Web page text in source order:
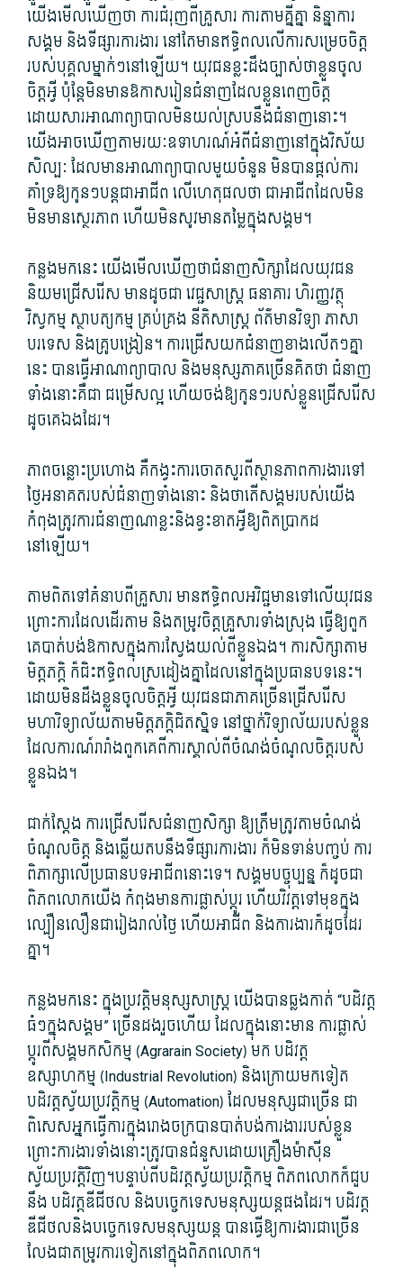
យើង​មើល​ឃើញ​ថា ការ​ជំរុញ​ពី​គ្រួសារ ការ​តាម​គ្នីគ្នា និន្នាការ​
សង្គម និង​ទីផ្សារ​ការងារ នៅតែ​មាន​ឥទ្ធិពល​លើ​ការសម្រេច​ចិត្ត​
របស់​បុគ្គល​ម្នា​ក់ៗ​នៅឡើយ។ យុវជន​ខ្លះ​ដឹង​ច្បាស់​ថា​ខ្លួន​ចូល
ចិត្ត​អ្វី ប៉ុន្តែ​មិន​មានឱកាស​រៀន​ជំនាញ​ដែល​ខ្លួន​ពេញចិត្ត
ដោយសារ​អាណាព្យាបាល​មិន​យល់ស្រប​នឹង​ជំនាញ​នោះ។
យើង​អាច​ឃើញ​តាមរយៈ​ឧទាហរណ៍​អំពី​ជំនាញ​នៅក្នុង​វិស័យ​
សិល្បៈ ដែល​មាន​អាណាព្យាបាល​មួយ​ចំនួន មិនបាន​ផ្តល់​ការ​
គាំទ្រ​ឱ្យ​កូន​ៗបន្ត​ជា​អាជីព លើ​ហេតុផល​ថា ជា​អាជីព​ដែល​មិន​
មិន​មាន​ស្ថេរ​ភាព ហើយ​មិនសូវ​មានតម្លៃ​ក្នុង​សង្គម។
កន្លងមក​នេះ យើង​មើល​ឃើញ​ថា​ជំនាញ​សិក្សា​ដែល​យុវជន​
និយម​ជ្រើសរើស មាន​ដូចជា វេជ្ជសាស្ត្រ ធនាគារ ហិរញ្ញវត្ថុ
វិស្វកម្ម ស្ថាបត្យកម្ម គ្រប់គ្រង នីតិសាស្ត្រ ព័ត៌មាន​វិទ្យា ភាសា
បរទេស និង​គ្រូបង្រៀន។ ការ​ជ្រើស​យក​ជំនាញ​ខាង​លើ​តៗ​គ្នា​
នេះ បាន​ធ្វើ​អាណាព្យាបាល និង​មនុស្ស​ភាគច្រើន​គិត​ថា ជំនាញ​
ទាំងនោះ​គឺជា ជម្រើស​ល្អ ហើយ​ចង់​ឱ្យ​កូន​ៗរបស់​ខ្លួន​ជ្រើសរើស​
ដូច​គេឯង​ដែរ។
ភាព​ចន្លោះប្រហោង គឺ​កង្វះ​ការ​ចោត​សួរ​ពី​ស្ថានភាព​ការងារ​ទៅ​
ថ្ងៃ​អនាគត​របស់​ជំនាញ​ទាំងនោះ​ និង​ថា​តើ​សង្គម​របស់​យើង​
កំពុង​ត្រូវការ​ជំនាញ​ណាខ្លះ​និង​ខ្វះខាត​អ្វី​ឱ្យ​ពិតប្រាកដ​
នៅឡើយ។
តាមពិត​ទៅ​គំនាប​ពី​គ្រួសារ មាន​ឥទ្ធិពល​អវិជ្ជមាន​ទៅលើ​យុវជន
ព្រោះ​ការដែល​ដើរ​តាម និង​តម្រូវចិត្ត​គ្រួសារ​ទាំងស្រុង ធ្វើ​ឱ្យ​ពួក​
គេ​បាត់បង់​ឱកាស​ក្នុង​ការ​ស្វែងយល់​ពី​ខ្លួនឯង។ ការសិក្សា​តាម​
មិត្តភក្តិ ក៏​ជិះ​ឥទ្ធិពល​ស្រដៀងគ្នា​ដែល​នៅក្នុង​ប្រធានបទ​នេះ។
ដោយ​មិន​ដឹង​ខ្លួន​ចូលចិត្ត​អ្វី​ យុវជន​ជា​ភាគច្រើន​ជ្រើសរើស​
មហាវិទ្យាល័យ​តាម​មិត្តភក្តិ​ជិ​ត​សិ្នទ នៅ​ថ្នាក់​វិទ្យាល័យ​របស់​ខ្លួន
ដែល​ការណ៍​រារាំង​ពួក​គេ​ពី​ការ​ស្គាល់​ពី​ចំណង់​ចំណូលចិត្ត​របស់​
ខ្លួនឯង។
ជាក់​ស្តែង ការ​ជ្រើសរើស​ជំនាញ​សិក្សា ឱ្យ​ត្រឹមត្រូវ​តាម​ចំណង់​
ចំណូលចិត្ត និង​ឆ្លើយតប​នឹង​ទីផ្សារ​ការងារ ក៏​មិនទាន់​បញ្ចប់ ការ
ពិភាក្សា​លើ​ប្រធានបទ​អាជីព​នោះ​ទេ។ សង្គម​បច្ចុប្បន្ន​ ក៏ដូចជា​
ពិភពលោក​យើង កំពុង​មានការ​ផ្លាស់​ប្តូរ ហើយ​វិវត្ត​ទៅមុខ​ក្នុង​
ល្បឿន​លឿន​ជា​រៀងរាល់ថ្ងៃ ហើយ​អាជីព និង​ការងារ​ក៏​ដូច​ដែរ​
គ្នា។
កន្លងមក​នេះ ក្នុង​ប្រវត្តិ​មនុស្ស​សាស្រ្ត យើង​បាន​ឆ្លងកាត់ “បដិ​វត្ត​
ធំៗ​ក្នុង​សង្គម​” ច្រើនដង​រួចហើយ ដែល​ក្នុង​នោះ​មាន ការ​ផ្លាស់​
ប្ដូរ​ពីសង្គម​កសិកម្ម (Agrarain Society​) មក បដិវត្ត​
ឧស្សាហកម្ម (Industrial Revolution​) និង​ក្រោយមក​ទៀត
បដិវត្ត​ស្វ័យប្រវត្តិ​កម្ម (Automation​) ដែល​មនុស្សជា​ច្រើន ជា
ពិសេស​អ្នកធ្វើការ​ក្នុង​រោងចក្រ​បាន​បាត់បង់​ការងារ​របស់​ខ្លួន
ព្រោះ​ការងារ​ទាំងនោះ​ត្រូវ​បាន​ជំនួស​ដោយ​គ្រឿង​ម៉ា​សុីន​
ស្វ័យប្រវត្តិ​វិញ។បន្ទាប់ពី​បដិវត្ត​ស្វ័យប្រវត្តិ​កម្ម ពិភពលោក​ក៏​ជួប​
នឹង បដិវត្ត​ឌីជីថល និង​បច្ចេកទេស​មនុស្សយន្ត​ផង​ដែរ។ បដិវត្ត​
ឌីជីថល​និង​បច្ចេកទេស​មនុស្សយន្ត បាន​ធ្វើ​ឱ្យ​ការងារ​ជាច្រើន​
លែង​ជា​តម្រូវការ​ទៀត​នៅ​ក្នុង​ពិភពលោក។